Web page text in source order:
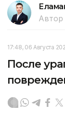
Автор
17:48, 06 Августа
После